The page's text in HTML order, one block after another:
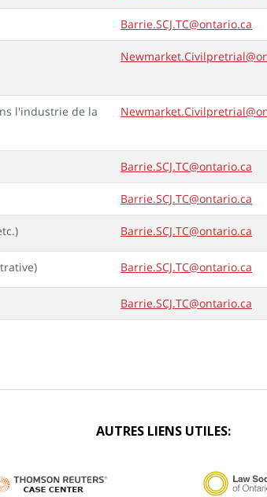
Barrie.SCJ.TC@ontario.ca
l'industrie de la
Barrie.SCJ.TC@ontario.ca
Barrie.SCJ.TC@ontario.ca
Barrie.SCJ.TC@ontario.ca
Barrie.SCJ.TC@ontario.ca
Barrie.SCJ.TC@ontario.ca
AUTRES LIENS UTILES: